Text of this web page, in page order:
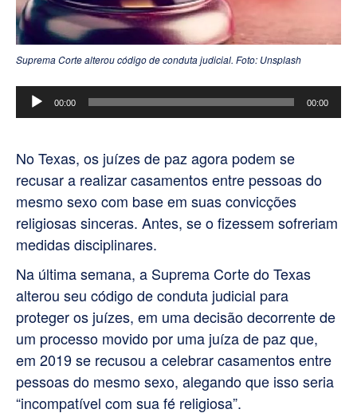
Suprema Corte alterou código de conduta judicial. Foto: Unsplash
Tocador
de
00:00 00:00
No Texas, os juízes de paz agora podem se
recusar a realizar casamentos entre pessoas do
mesmo sexo com base em suas convicções
religiosas sinceras. Antes, se o fizessem sofreriam
medidas disciplinares.
Na última semana, a Suprema Corte do Texas
alterou seu código de conduta judicial para
proteger os juízes, em uma decisão decorrente de
um processo movido por uma juíza de paz que,
em 2019 se recusou a celebrar casamentos entre
pessoas do mesmo sexo, alegando que isso seria
“incompatível com sua fé religiosa”.